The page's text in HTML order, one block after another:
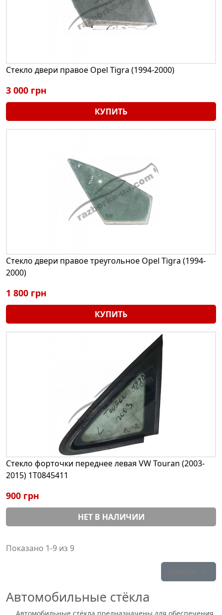
Стекло двери правое Opel Tigra (1994-2000)
3 000 грн
КУПИТЬ
Стекло двери правое треугольное Opel Tigra (1994-
2000)
1 800 грн
КУПИТЬ
Стекло форточки переднее левая VW Touran (2003-
2015) 1T0845411
900 грн
НЕТ В НАЛИЧИИ
Показано 1-9 из 9
Автомобильные стёкла